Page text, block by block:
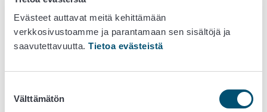
Evästeet auttavat meitä kehittämään
verkkosivustoamme ja parantamaan sen sisältöjä ja
saavutettavuutta. Tietoa evästeistä
valinta
Välttämätön
ilmoituksista sekä kameli- ja hirvieläinten merkitsemiseen
tarkoitetun uuden tunnuksen tilaamisesta (korvamerkit ja
mikrosirut).
Alkuperäisen aikataulun mukaan nautaeläinten laskut oli
tarkoitus jakaa neljään erään vuonna 2023 ja jatkossa